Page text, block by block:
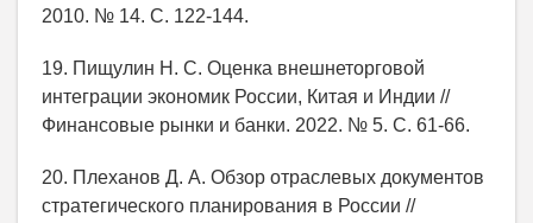
2010. № 14. С. 122-144.
19. Пищулин Н. С. Оценка внешнеторговой
интеграции экономик России, Китая и Индии //
Финансовые рынки и банки. 2022. № 5. С. 61-66.
20. Плеханов Д. А. Обзор отраслевых документов
стратегического планирования в России //